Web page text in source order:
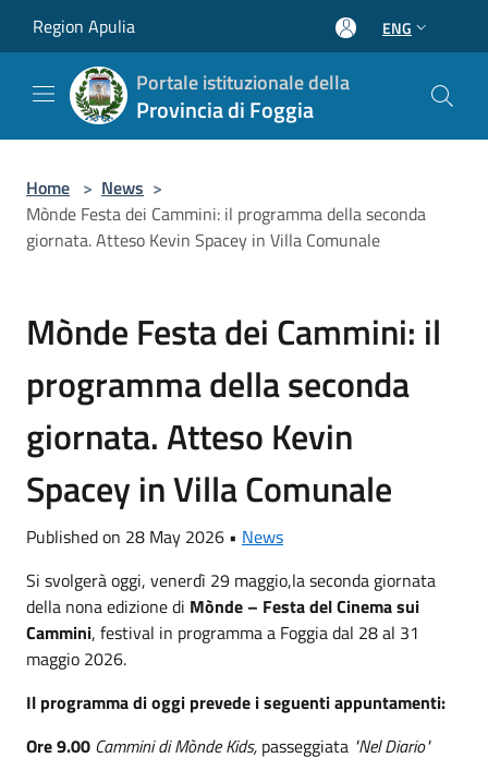
Region Apulia ENG
Portale istituzionale della
Provincia di Foggia
Home > News >
Mònde Festa dei Cammini: il programma della seconda
giornata. Atteso Kevin Spacey in Villa Comunale
Mònde Festa dei Cammini: il
programma della seconda
giornata. Atteso Kevin
Spacey in Villa Comunale
Published on 28 May 2026 • News
Si svolgerà oggi, venerdì 29 maggio,la seconda giornata
della nona edizione di Mònde – Festa del Cinema sui
Cammini, festival in programma a Foggia dal 28 al 31
maggio 2026.
Il programma di oggi prevede i seguenti appuntamenti:
Ore 9.00 Cammini di Mònde Kids, passeggiata "Nel Diario"